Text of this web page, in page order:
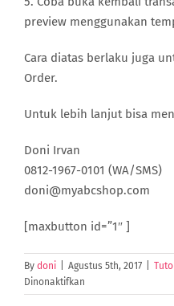
preview menggunakan
Cara diatas berlaku juga
Order.
Untuk lebih lanjut bisa
Doni Irvan
0812-1967-0101 (WA/SMS)
doni@myabcshop.com
[maxbutton id=”1″ ]
By doni Agustus 5th, 2017
Dinonaktifkan
Tidak